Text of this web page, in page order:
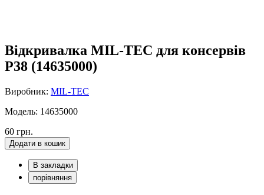
Відкривалка MIL-TEC для консервів
Р38 (14635000)
Виробник: MIL-TEC
Модель: 14635000
60 грн.
Додати в кошик
В закладки
порівняння